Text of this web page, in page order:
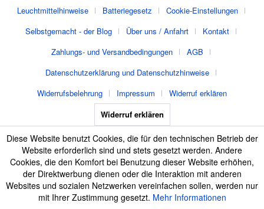
Leuchtmittelhinweise
Batteriegesetz
Cookie-Einstellungen
Selbstgemacht - der Blog
Über uns / Anfahrt
Kontakt
Zahlungs- und Versandbedingungen
AGB
Datenschutzerklärung und Datenschutzhinweise
Widerrufsbelehrung
Impressum
Widerruf erklären
Widerruf erklären
Diese Website benutzt Cookies, die für den technischen Betrieb der
Website erforderlich sind und stets gesetzt werden. Andere
Cookies, die den Komfort bei Benutzung dieser Website erhöhen,
der Direktwerbung dienen oder die Interaktion mit anderen
Websites und sozialen Netzwerken vereinfachen sollen, werden nur
mit Ihrer Zustimmung gesetzt. Mehr Informationen